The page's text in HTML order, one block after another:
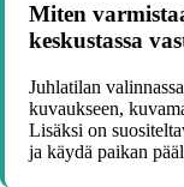
Miten
keskustassa
Juhlatilan
kuvaukseen,
Lisäksi on
ja käydä paikan